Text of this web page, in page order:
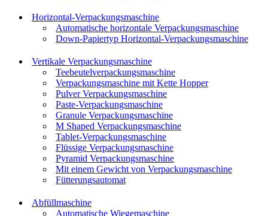
Horizontal-Verpackungsmaschine
Automatische horizontale Verpackungsmaschine
Down-Papiertyp Horizontal-Verpackungsmaschine
Vertikale Verpackungsmaschine
Teebeutelverpackungsmaschine
Verpackungsmaschine mit Kette Hopper
Pulver Verpackungsmaschine
Paste-Verpackungsmaschine
Granule Verpackungsmaschine
M Shaped Verpackungsmaschine
Tablet-Verpackungsmaschine
Flüssige Verpackungsmaschine
Pyramid Verpackungsmaschine
Mit einem Gewicht von Verpackungsmaschine
Fütterungsautomat
Abfüllmaschine
Automatische Wiegemaschine